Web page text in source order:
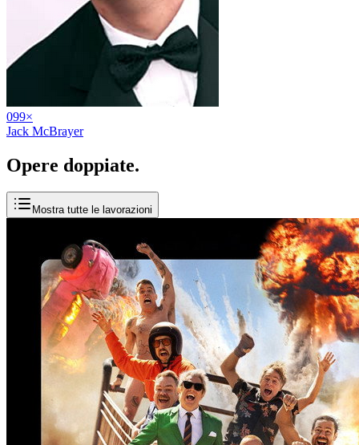
099×
Jack McBrayer
Opere doppiate.
Mostra tutte le lavorazioni